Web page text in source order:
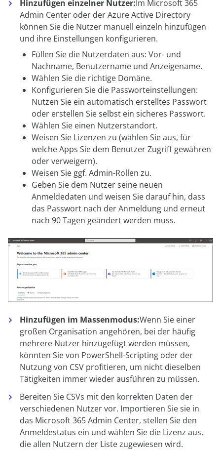
Hinzufügen einzelner Nutzer: Im Microsoft 365
Admin Center oder der Azure Active Directory
können Sie die Nutzer manuell einzeln hinzufügen
und ihre Einstellungen konfigurieren.
Füllen Sie die Nutzerdaten aus: Vor- und
Nachname, Benutzername und Anzeigename.
Wählen Sie die richtige Domäne.
Konfigurieren Sie die Passworteinstellungen:
Nutzen Sie ein automatisch erstelltes Passwort
oder erstellen Sie selbst ein sicheres Passwort.
Wählen Sie einen Nutzerstandort.
Weisen Sie Lizenzen zu (wählen Sie aus, für
welche Apps Sie dem Benutzer Zugriff gewähren
oder verweigern).
Weisen Sie ggf. Admin-Rollen zu.
Geben Sie dem Nutzer seine neuen
Anmeldedaten und weisen Sie darauf hin, dass
das Passwort nach der Anmeldung und erneut
nach 90 Tagen geändert werden muss.
Hinzufügen im Massenmodus:Wenn Sie einer
großen Organisation angehören, bei der häufig
mehrere Nutzer hinzugefügt werden müssen,
könnten Sie von PowerShell-Scripting oder der
Nutzung von CSV profitieren, um nicht dieselben
Tätigkeiten immer wieder ausführen zu müssen.
Bereiten Sie CSVs mit den korrekten Daten der
verschiedenen Nutzer vor. Importieren Sie sie in
das Microsoft 365 Admin Center, stellen Sie den
Anmeldestatus ein und wählen Sie die Lizenz aus,
die allen Nutzern der Liste zugewiesen wird.